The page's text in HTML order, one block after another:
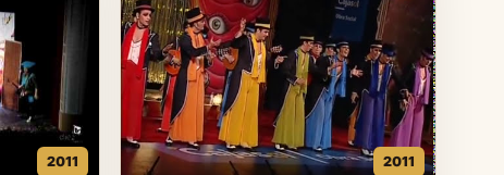
2011 2011